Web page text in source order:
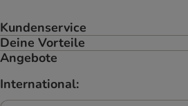
Kundenservice
Deine Vorteile
Angebote
International: